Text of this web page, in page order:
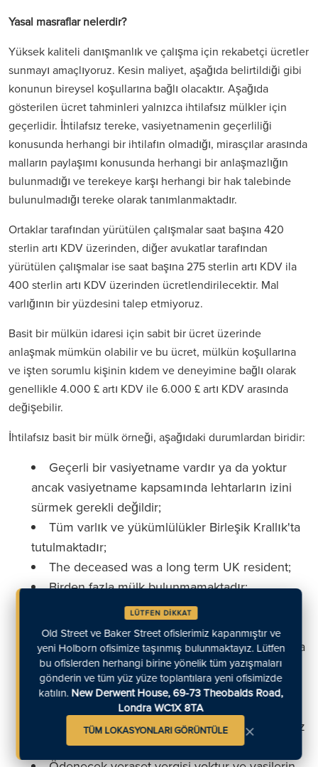
Yasal masraflar nelerdir?
Yüksek kaliteli danışmanlık ve çalışma için rekabetçi ücretler
sunmayı amaçlıyoruz. Kesin maliyet, aşağıda belirtildiği gibi
konunun bireysel koşullarına bağlı olacaktır. Aşağıda
gösterilen ücret tahminleri yalnızca ihtilafsız mülkler için
geçerlidir. İhtilafsız tereke, vasiyetnamenin geçerliliği
konusunda herhangi bir ihtilafın olmadığı, mirasçılar arasında
malların paylaşımı konusunda herhangi bir anlaşmazlığın
bulunmadığı ve terekeye karşı herhangi bir hak talebinde
bulunulmadığı tereke olarak tanımlanmaktadır.
Ortaklar tarafından yürütülen çalışmalar saat başına 420
sterlin artı KDV üzerinden, diğer avukatlar tarafından
yürütülen çalışmalar ise saat başına 275 sterlin artı KDV ila
400 sterlin artı KDV üzerinden ücretlendirilecektir. Mal
varlığının bir yüzdesini talep etmiyoruz.
Basit bir mülkün idaresi için sabit bir ücret üzerinde
anlaşmak mümkün olabilir ve bu ücret, mülkün koşullarına
ve işten sorumlu kişinin kıdem ve deneyimine bağlı olarak
genellikle 4.000 £ artı KDV ile 6.000 £ artı KDV arasında
değişebilir.
İhtilafsız basit bir mülk örneği, aşağıdaki durumlardan biridir:
Geçerli bir vasiyetname vardır ya da yoktur
ancak vasiyetname kapsamında lehtarların izini
sürmek gerekli değildir;
Tüm varlık ve yükümlülükler Birleşik Krallık'ta
tutulmaktadır;
The deceased was a long term UK resident;
Birden fazla mülk bulunmamaktadır;
En fazla 5 bankada tutulan banka hesapları
vardır;
Hisseler varsa bunlar tek bir kayıt kuruluşunda
tutulur;
6'dan fazla yararlanıcı yoktur ve hepsi
tanımlanabilir ve izlenebilirdir ve herhangi bir
güven gerekmez (reşit olmayan veya savunmasız
bir kişi için olduğu gibi);
LÜTFEN DİKKAT
Old Street ve Baker Street ofislerimiz kapanmıştır ve
yeni Holborn ofisimize taşınmış bulunmaktayız. Lütfen
bu ofislerden herhangi birine yönelik tüm yazışmaları
gönderin ve tüm yüz yüze toplantılara yeni ofisimizde
katılın.New Derwent House, 69-73 Theobalds Road,
Londra WC1X 8TA
TÜM LOKASYONLARI GÖRÜNTÜLE ×